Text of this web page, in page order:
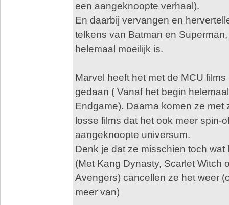
een aangeknoopte verhaal).
En daarbij vervangen en
telkens van Batman en
helemaal moeilijk is.
Marvel heeft het met de MCU
gedaan ( Vanaf het begin
Endgame). Daarna komen ze met
losse films dat het ook meer spin-
aangeknoopte universum.
Denk je dat ze misschien toch
(Met Kang Dynasty, Scarlet Witch
Avengers) cancellen ze het weer
meer van)